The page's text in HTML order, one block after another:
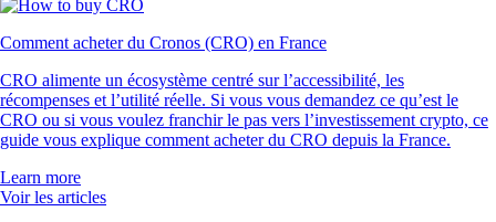
Comment acheter du Cronos (CRO) en France
CRO alimente un écosystème centré sur l’accessibilité, les
récompenses et l’utilité réelle. Si vous vous demandez ce qu’est le
CRO ou si vous voulez franchir le pas vers l’investissement crypto, ce
guide vous explique comment acheter du CRO depuis la France.
Learn more
Voir les articles